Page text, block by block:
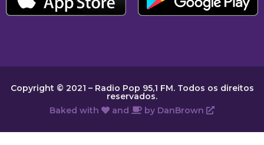
Copyright © 2021 – Radio Pop 95,1 FM. Todos os direitos
reservados.
Baked with
and by DanBrown